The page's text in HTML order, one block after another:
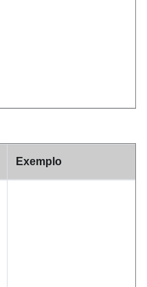
Exemplo